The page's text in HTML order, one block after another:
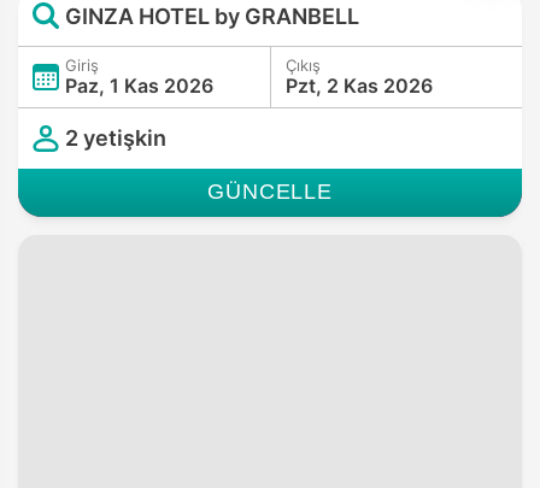
GINZA HOTEL by GRANBELL
Giriş
Paz, 1 Kas 2026
Çıkış
Pzt, 2 Kas 2026
2 yetişkin
GÜNCELLE